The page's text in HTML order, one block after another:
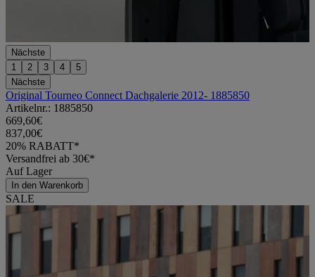
Nächste
1
2 3 4
5
Nächste
Original Tourneo Connect Dachgalerie 2012- 1885850
Artikelnr.: 1885850
669,60€
837,00€
20% RABATT*
Versandfrei ab 30€*
Auf Lager
In den Warenkorb
SALE